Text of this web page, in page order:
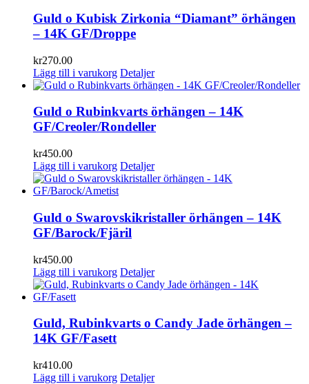
Guld o Kubisk Zirkonia “Diamant” örhängen
– 14K GF/Droppe
kr270.00
Lägg till i varukorg Detaljer
Guld o Rubinkvarts örhängen – 14K
GF/Creoler/Rondeller
kr450.00
Lägg till i varukorg Detaljer
Guld o Swarovskikristaller örhängen – 14K
GF/Barock/Fjäril
kr450.00
Lägg till i varukorg Detaljer
Guld, Rubinkvarts o Candy Jade örhängen –
14K GF/Fasett
kr410.00
Lägg till i varukorg Detaljer